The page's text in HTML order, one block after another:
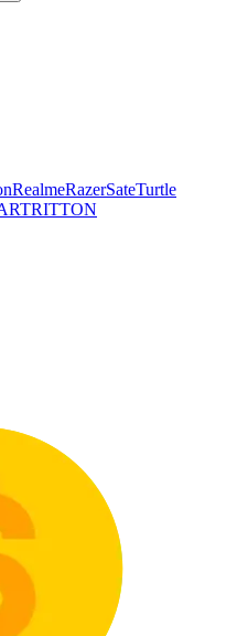
RealmeRazerSateTurtle
TRITTON